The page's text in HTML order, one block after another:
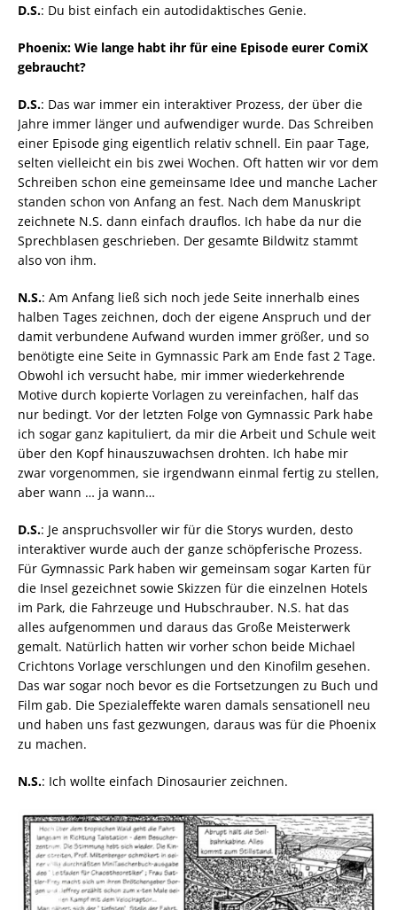
D.S.: Du bist einfach ein autodidaktisches Genie.
Phoenix: Wie lange habt ihr für eine Episode eurer ComiX
gebraucht?
D.S.: Das war immer ein interaktiver Prozess, der über die
Jahre immer länger und aufwendiger wurde. Das Schreiben
einer Episode ging eigentlich relativ schnell. Ein paar Tage,
selten vielleicht ein bis zwei Wochen. Oft hatten wir vor dem
Schreiben schon eine gemeinsame Idee und manche Lacher
standen schon von Anfang an fest. Nach dem Manuskript
zeichnete N.S. dann einfach drauflos. Ich habe da nur die
Sprechblasen geschrieben. Der gesamte Bildwitz stammt
also von ihm.
N.S.: Am Anfang ließ sich noch jede Seite innerhalb eines
halben Tages zeichnen, doch der eigene Anspruch und der
damit verbundene Aufwand wurden immer größer, und so
benötigte eine Seite in Gymnassic Park am Ende fast 2 Tage.
Obwohl ich versucht habe, mir immer wiederkehrende
Motive durch kopierte Vorlagen zu vereinfachen, half das
nur bedingt. Vor der letzten Folge von Gymnassic Park habe
ich sogar ganz kapituliert, da mir die Arbeit und Schule weit
über den Kopf hinauszuwachsen drohten. Ich habe mir
zwar vorgenommen, sie irgendwann einmal fertig zu stellen,
aber wann … ja wann…
D.S.: Je anspruchsvoller wir für die Storys wurden, desto
interaktiver wurde auch der ganze schöpferische Prozess.
Für Gymnassic Park haben wir gemeinsam sogar Karten für
die Insel gezeichnet sowie Skizzen für die einzelnen Hotels
im Park, die Fahrzeuge und Hubschrauber. N.S. hat das
alles aufgenommen und daraus das Große Meisterwerk
gemalt. Natürlich hatten wir vorher schon beide Michael
Crichtons Vorlage verschlungen und den Kinofilm gesehen.
Das war sogar noch bevor es die Fortsetzungen zu Buch und
Film gab. Die Spezialeffekte waren damals sensationell neu
und haben uns fast gezwungen, daraus was für die Phoenix
zu machen.
N.S.: Ich wollte einfach Dinosaurier zeichnen.